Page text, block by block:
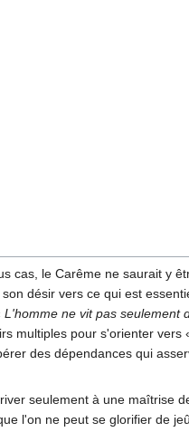
cas, le Carême ne saurait y
désir vers ce qui est
L'homme ne vit pas seulement
multiples pour s'orienter vers
des dépendances qui
seulement à une maîtrise
l'on ne peut se glorifier de